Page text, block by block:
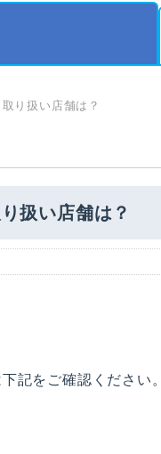
り扱い店舗は？
扱い店舗は？
記をご確認ください。